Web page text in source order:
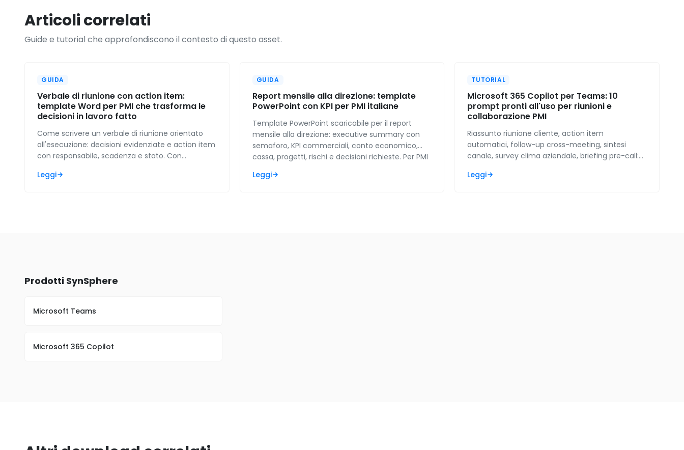
Articoli correlati
Guide e tutorial che approfondiscono il contesto di questo asset.
GUIDA
Verbale di riunione con action item:
template Word per PMI che trasforma le
decisioni in lavoro fatto
Come scrivere un verbale di riunione orientato
all'esecuzione: decisioni evidenziate e action item
con responsabile, scadenza e stato. Con
PMI e modulo da riusare.
Leggi
GUIDA
Report mensile alla direzione: template
PowerPoint con KPI per PMI italiane
Template PowerPoint scaricabile per il report
mensile alla direzione: executive summary con
semaforo, KPI commerciali, conto economico,
cassa, progetti, rischi e decisioni richieste. Per PMI
Leggi
TUTORIAL
Microsoft 365 Copilot per Teams: 10
prompt pronti all'uso per riunioni e
collaborazione PMI
Riassunto riunione cliente, action item
automatici, follow-up cross-meeting, sintesi
canale, survey clima aziendale, briefing pre-call:
italiane reali.
Leggi
Prodotti SynSphere
Microsoft Teams
Microsoft 365 Copilot